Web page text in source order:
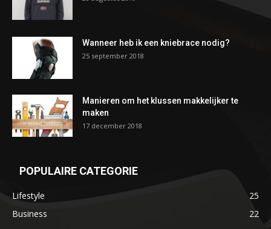
Wanneer heb ik een kniebrace nodig?
25 september 2018
Manieren om het klussen makkelijker te
maken
17 december 2018
POPULAIRE CATEGORIE
Lifestyle
25
Business
22